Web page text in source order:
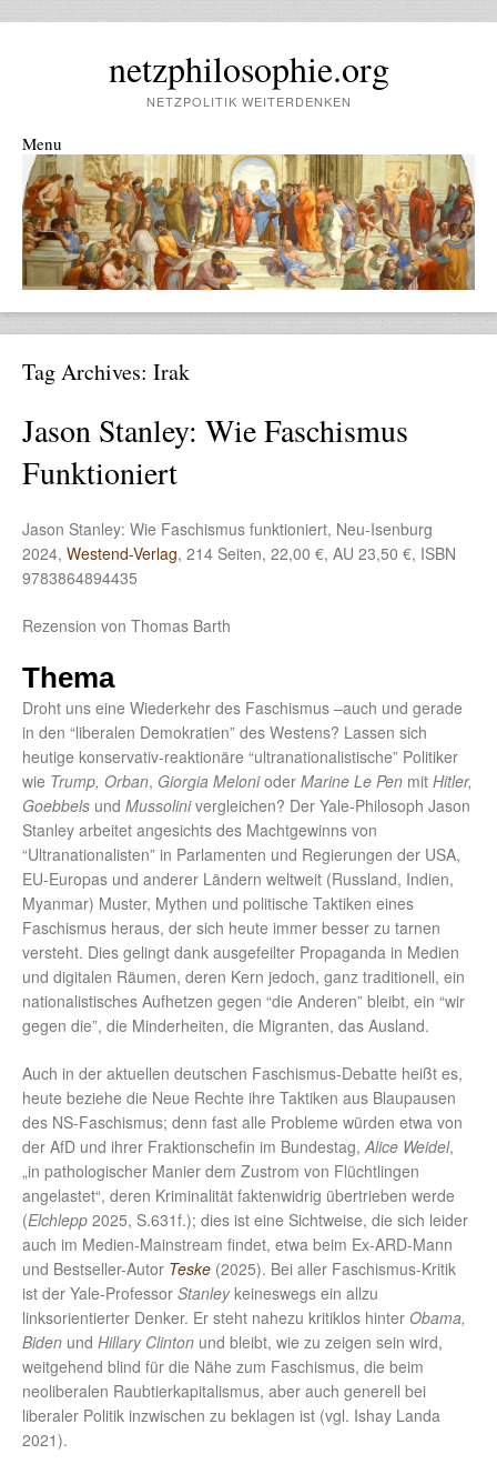
netzphilosophie.org
NETZPOLITIK WEITERDENKEN
Menu
Skip to content
Tag Archives: Irak
Jason Stanley: Wie Faschismus
Funktioniert
Jason Stanley: Wie Faschismus funktioniert, Neu-Isenburg
2024, Westend-Verlag, 214 Seiten, 22,00 €, AU 23,50 €, ISBN
9783864894435
Rezension von Thomas Barth
Thema
Droht uns eine Wiederkehr des Faschismus –auch und gerade
in den “liberalen Demokratien” des Westens? Lassen sich
heutige konservativ-reaktionäre “ultranationalistische” Politiker
wie Trump, Orban, Giorgia Melonioder Marine Le Pen mit Hitler,
Goebbels und Mussolinivergleichen? Der Yale-Philosoph Jason
Stanley arbeitet angesichts des Machtgewinns von
“Ultranationalisten” in Parlamenten und Regierungen der USA,
EU-Europas und anderer Ländern weltweit (Russland, Indien,
Myanmar) Muster, Mythen und politische Taktiken eines
Faschismus heraus, der sich heute immer besser zu tarnen
versteht. Dies gelingt dank ausgefeilter Propaganda in Medien
und digitalen Räumen, deren Kern jedoch, ganz traditionell, ein
nationalistisches Aufhetzen gegen “die Anderen” bleibt, ein “wir
gegen die”, die Minderheiten, die Migranten, das Ausland.
Auch in der aktuellen deutschen Faschismus-Debatte heißt es,
heute beziehe die Neue Rechte ihre Taktiken aus Blaupausen
des NS-Faschismus; denn fast alle Probleme würden etwa von
der AfD und ihrer Fraktionschefin im Bundestag,Alice Weidel,
„in pathologischer Manier dem Zustrom von Flüchtlingen
angelastet“, deren Kriminalität faktenwidrig übertrieben werde
(Elchlepp 2025, S.631f.); dies ist eine Sichtweise, die sich leider
auch im Medien-Mainstream findet, etwa beim Ex-ARD-Mann
und Bestseller-Autor Teske (2025). Bei aller Faschismus-Kritik
ist der Yale-Professor Stanleykeineswegs ein allzu
linksorientierter Denker. Er steht nahezu kritiklos hinter Obama,
Biden und Hillary Clinton und bleibt, wie zu zeigen sein wird,
weitgehend blind für die Nähe zum Faschismus, die beim
neoliberalen Raubtierkapitalismus, aber auch generell bei
liberaler Politik inzwischen zu beklagen ist (vgl. Ishay Landa
2021).